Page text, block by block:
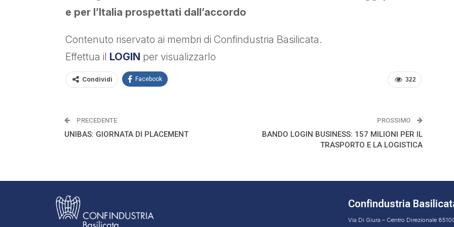
e per l’Italia prospettati dall’accordo
Contenuto riservato ai membri di Confindustria Basilicata.
Effettua il LOGIN per visualizzarlo
322
Condividi Facebook
PRECEDENTE
UNIBAS: GIORNATA DI PLACEMENT
PROSSIMO
BANDO LOGIN BUSINESS: 157 MILIONI PER IL
TRASPORTO E LA LOGISTICA
Confindustria
Via Di Giura – Centro Direzionale